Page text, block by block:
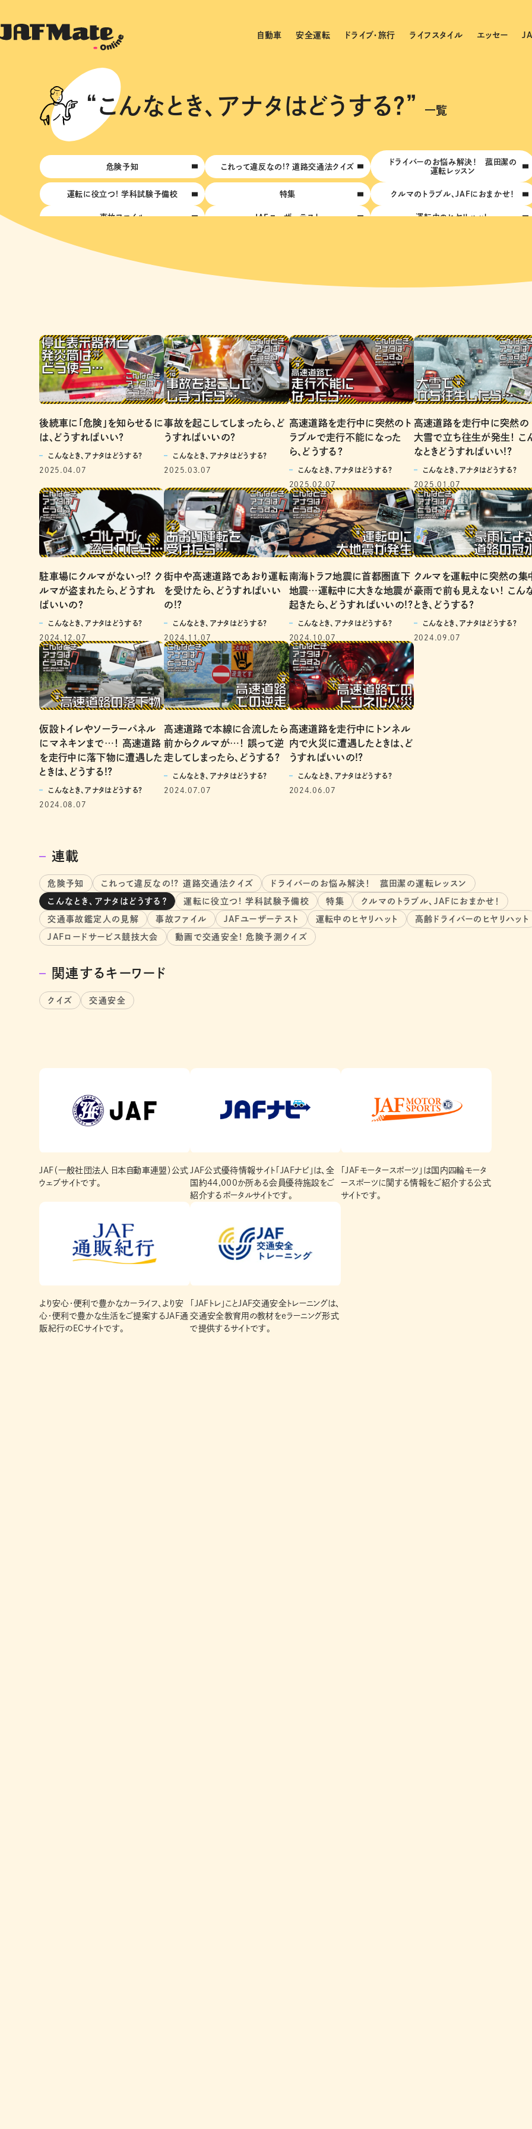
自動車 安全運転 ドライブ・旅行 ライフスタイル エッセー
“こんなとき、アナタはどうする？” 一覧
危険予知 これって違反なの!? 道路交通法クイズ
ドライバーのお悩み解決！ 菰田潔の
運転レッスン
運転に役立つ! 学科試験予備校 特集 クルマのトラブル、JAFにおまかせ！
事故ファイル JAFユーザーテスト 運転中のヒヤリハット
後続車に「危険」を知らせるに
は、どうすればいい？
こんなとき、アナタはどうする？
2025.04.07
事故を起こしてしまったら、ど
うすればいいの？
こんなとき、アナタはどうする？
2025.03.07
高速道路を走行中に突然のト
ラブルで走行不能になった
ら、どうする？
こんなとき、アナタはどうする？
2025.02.07
高速道路を走行中に突然の
大雪で立ち往生が発生！ こ
なときどうすればいい!?
こんなとき、アナタはどうする？
2025.01.07
駐車場にクルマがないっ!? ク
ルマが盗まれたら、どうすれ
ばいいの？
こんなとき、アナタはどうする？
2024.12.07
街中や高速道路であおり運転
を受けたら、どうすればいい
の!?
こんなとき、アナタはどうする？
2024.11.07
南海トラフ地震に首都圏直下
地震…運転中に大きな地震が
起きたら、どうすればいいの!?
こんなとき、アナタはどうする？
2024.10.07
クルマを運転中に突然の集
豪雨で前も見えない！ こん
とき、どうする？
こんなとき、アナタはどうする？
2024.09.07
仮設トイレやソーラーパネル
にマネキンまで…！ 高速道路
を走行中に落下物に遭遇した
ときは、どうする!?
こんなとき、アナタはどうする？
2024.08.07
高速道路で本線に合流したら
前からクルマが…！ 誤って逆
走してしまったら、どうする？
こんなとき、アナタはどうする？
2024.07.07
高速道路を走行中にトンネル
内で火災に遭遇したときは、ど
うすればいいの!?
こんなとき、アナタはどうする？
2024.06.07
連載
危険予知 これって違反なの!? 道路交通法クイズ ドライバーのお悩み解決！ 菰田潔の運転レッスン
こんなとき、アナタはどうする？ 運転に役立つ! 学科試験予備校 特集 クルマのトラブル、JAFにおまかせ！
交通事故鑑定人の見解 事故ファイル JAFユーザーテスト 運転中のヒヤリハット 高齢ドライバーのヒヤリハット
JAFロードサービス競技大会 動画で交通安全! 危険予測クイズ
関連するキーワード
クイズ 交通安全
JAF（一般社団法人 日本自動車連盟）公式
ウェブサイトです。
JAF公式優待情報サイト「JAFナビ」は、全
国約44,000か所ある会員優待施設をご
紹介するポータルサイトです。
「JAFモータースポーツ」は国内四輪モータ
ースポーツに関する情報をご紹介する公式
サイトです。
より安心・便利で豊かなカーライフ、より安
心・便利で豊かな生活をご提案するJAF通
販紀行のECサイトです。
「JAFトレ」ことJAF交通安全トレーニングは、
交通安全教育用の教材をeラーニング形式
で提供するサイトです。